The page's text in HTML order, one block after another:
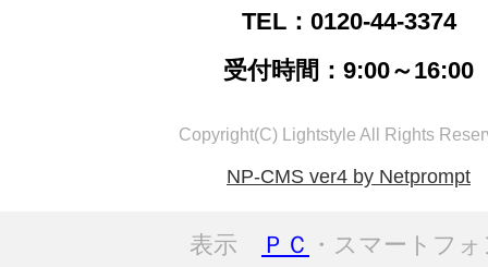
TEL：0120-44-3374
受付時間：9:00～16:00
Copyright(C) Lightstyle All Rights
NP-CMS ver4 by Netprompt
表示 ＰＣ ・スマートフ